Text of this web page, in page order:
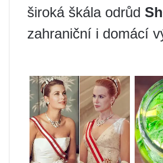
široká škála odrůd
zahraniční i domácí